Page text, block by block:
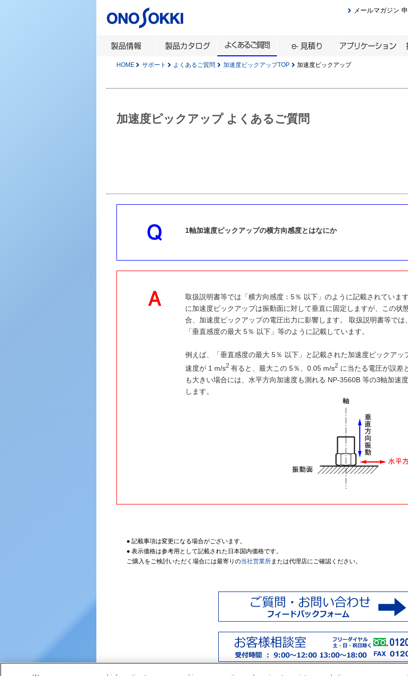
メールマガジン
HOME サポート よくあるご質問 加速度ピックアップTOP 加速度ピックアップ
加速度ピックアップ よくあるご質問
1軸加速度ピックアップの横方向感度とはなにか
取扱説明書等では「横方向感度：5％ 以下」のように記載されていま
に加速度ピックアップは振動面に対して垂直に固定しますが、この状
合、加速度ピックアップの電圧出力に影響します。 取扱説明書等では
「垂直感度の最大 5％ 以下」等のように記載しています。
例えば、「垂直感度の最大 5％ 以下」と記載された加速度ピックア
速度が 1 m/s2 有ると、最大この 5％、0.05 m/s2 に当たる電圧が誤差
も大きい場合には、水平方向加速度も測れる NP-3560B 等の3軸加速
します。
● 記載事項は変更になる場合がございます。
● 表示価格は参考用として記載された日本国内価格です。
ご購入をご検討いただく場合には最寄りの当社営業所または代理店にご確認ください。